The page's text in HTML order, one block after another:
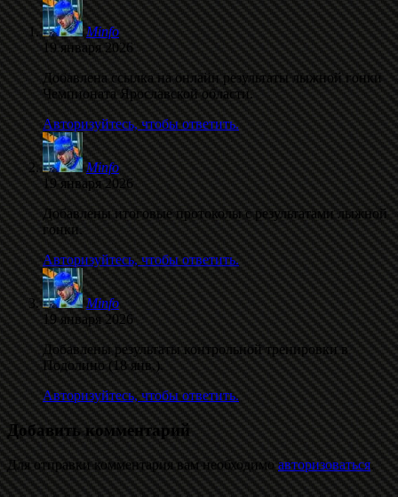
Minfo
19 января 2026
Добавлена ссылка на онлайн результаты лыжной гонки
Чемпионата Ярославской области.
Авторизуйтесь, чтобы ответить.
Minfo
19 января 2026
Добавлены итоговые протоколы с результатами лыжной
гонки.
Авторизуйтесь, чтобы ответить.
Minfo
19 января 2026
Добавлены результаты контрольной тренировки в
Подолино (18 янв.).
Авторизуйтесь, чтобы ответить.
Добавить комментарий
Для отправки комментария вам необходимоавторизоваться.